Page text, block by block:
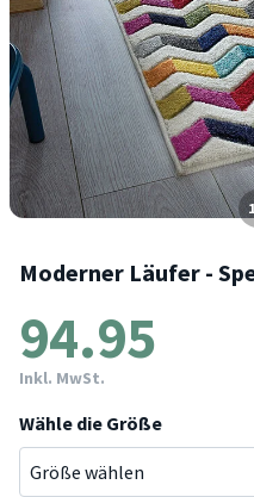
1
Moderner Läufer -
94.95
Inkl. MwSt.
Wähle die Größe